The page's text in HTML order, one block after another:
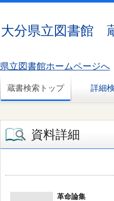
大分県立図書館
県立図書館ホームページへ
蔵書検索トップ 詳細
資料詳細
革命論集